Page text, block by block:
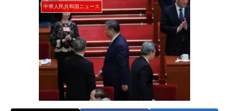
中華人民共和国ニュース